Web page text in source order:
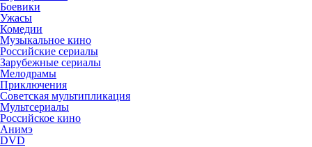
Боевики
Ужасы
Комедии
Музыкальное кино
Российские сериалы
Зарубежные сериалы
Мелодрамы
Приключения
Советская мультипликация
Мультсериалы
Российское кино
Анимэ
DVD